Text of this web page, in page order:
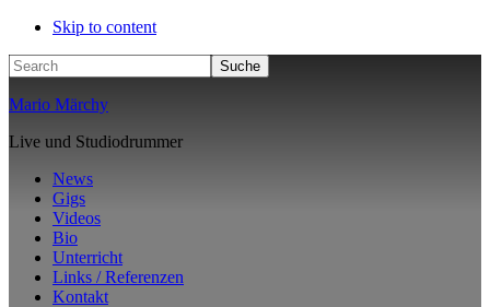
Skip to content
Search
Mario Märchy
Live und Studiodrummer
News
Gigs
Videos
Bio
Unterricht
Links / Referenzen
Kontakt